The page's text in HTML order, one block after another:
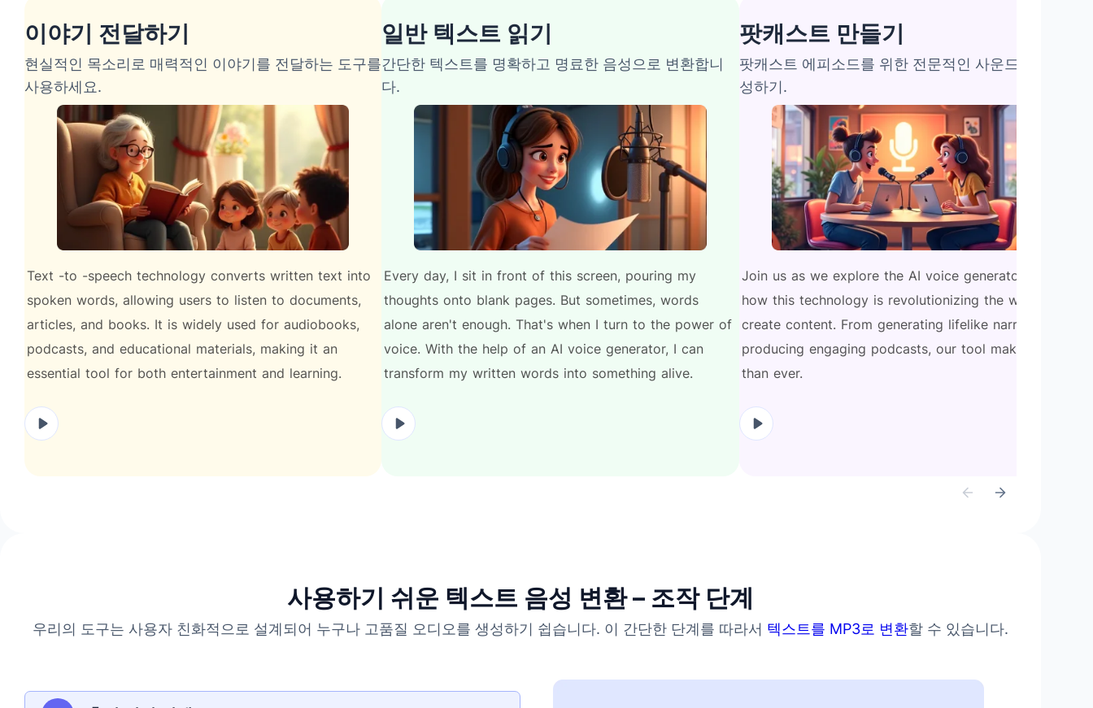
이야기 전달하기
현실적인 목소리로 매력적인 이야기를 전달하는 도구를
사용하세요.
Text -to -speech technology converts written text into
spoken words, allowing users to listen to documents,
articles, and books. It is widely used for audiobooks,
podcasts, and educational materials, making it an
essential tool for both entertainment and learning.
일반 텍스트 읽기
간단한 텍스트를 명확하고 명료한 음성으로 변환합니
다.
Every day, I sit in front of this screen, pouring my
thoughts onto blank pages. But sometimes, words
alone aren't enough. That's when I turn to the power of
voice. With the help of an AI voice generator, I can
transform my written words into something alive.
팟캐스트 만들기
팟캐스트 에피소드를 위한 전문적인 사운드 오디오 생
성하기.
Join us as we explore the AI voice generator.
how this technology is revolutionizing the way
create content. From generating lifelike narrations
producing engaging podcasts, our tool makes
than ever.
사용하기 쉬운 텍스트 음성 변환 – 조작 단계
우리의 도구는 사용자 친화적으로 설계되어 누구나 고품질 오디오를 생성하기 쉽습니다. 이 간단한 단계를 따라서 텍스트를 MP3로 변환할 수 있습니다.